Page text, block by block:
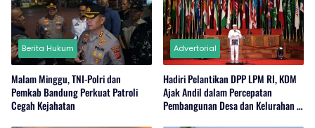
Berita Hukum
Malam Minggu, TNI-Polri dan
Pemkab Bandung Perkuat Patroli
Cegah Kejahatan
Advertorial
Hadiri Pelantikan DPP LPM RI, KDM
Ajak Andil dalam Percepatan
Pembangunan Desa dan Kelurahan di